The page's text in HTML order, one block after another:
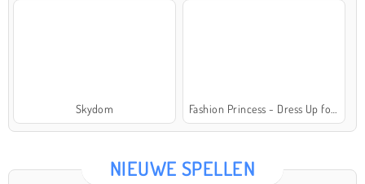
Skydom
NIEUWE SPELLEN